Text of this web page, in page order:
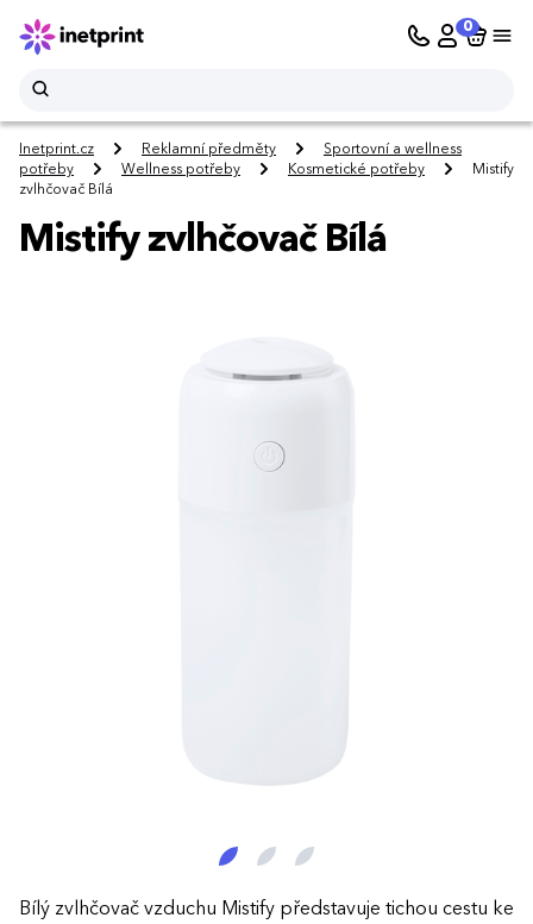
0
Inetprint.cz Reklamní předměty
Sportovní a wellness
potřeby
Wellness potřeby Kosmetické potřeby
Mistify
zvlhčovač Bílá
Mistify zvlhčovač Bílá
Bílý zvlhčovač vzduchu Mistify představuje tichou cestu ke